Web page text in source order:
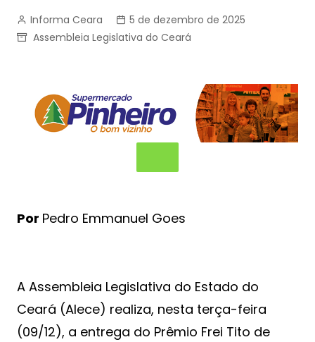
Informa Ceara
5 de dezembro de 2025
Assembleia Legislativa do Ceará
Por Pedro Emmanuel Goes
A Assembleia Legislativa do Estado do
Ceará (Alece) realiza, nesta terça-feira
(09/12), a entrega do Prêmio Frei Tito de